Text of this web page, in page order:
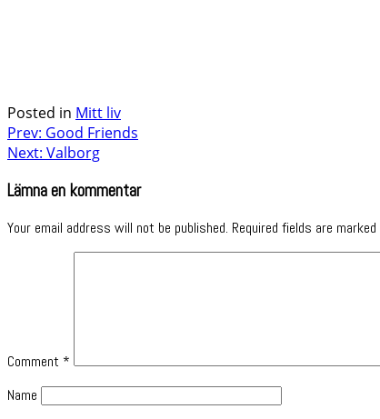
Posted in Mitt liv
Post
navigation
Prev: Good Friends
Next: Valborg
Lämna en kommentar
Your email address will not be published. Required fields are marked
Comment *
Name